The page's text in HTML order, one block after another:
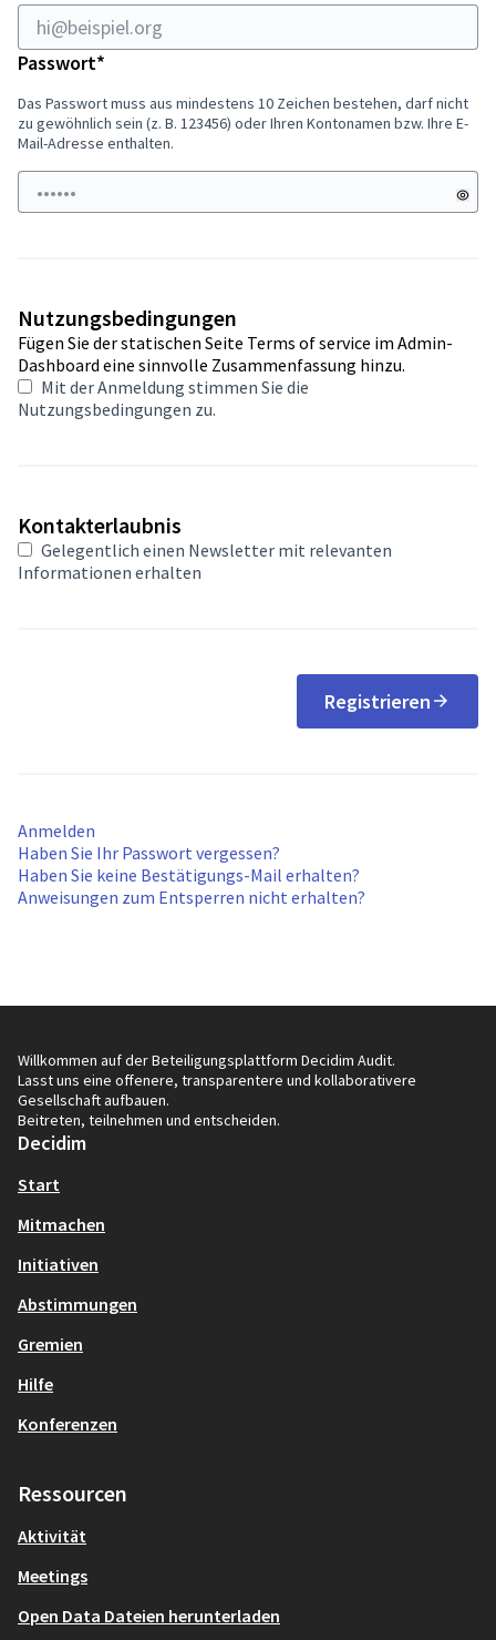
Passwort*
Das Passwort muss aus mindestens 10 Zeichen bestehen, darf nicht
zu gewöhnlich sein (z. B. 123456) oder Ihren Kontonamen bzw. Ihre E-
Mail-Adresse enthalten.
Nutzungsbedingungen
Fügen Sie der statischen Seite Terms of service im Admin-
Dashboard eine sinnvolle Zusammenfassung hinzu.
Mit der Anmeldung stimmen Sie die
Nutzungsbedingungen zu.
Kontakterlaubnis
Gelegentlich einen Newsletter mit relevanten
Informationen erhalten
Registrieren
Anmelden
Haben Sie Ihr Passwort vergessen?
Haben Sie keine Bestätigungs-Mail erhalten?
Anweisungen zum Entsperren nicht erhalten?
Willkommen auf der Beteiligungsplattform Decidim Audit.
Lasst uns eine offenere, transparentere und kollaborativere
Gesellschaft aufbauen.
Beitreten, teilnehmen und entscheiden.
Decidim
Start
Mitmachen
Initiativen
Abstimmungen
Gremien
Hilfe
Konferenzen
Ressourcen
Aktivität
Meetings
Open Data Dateien herunterladen